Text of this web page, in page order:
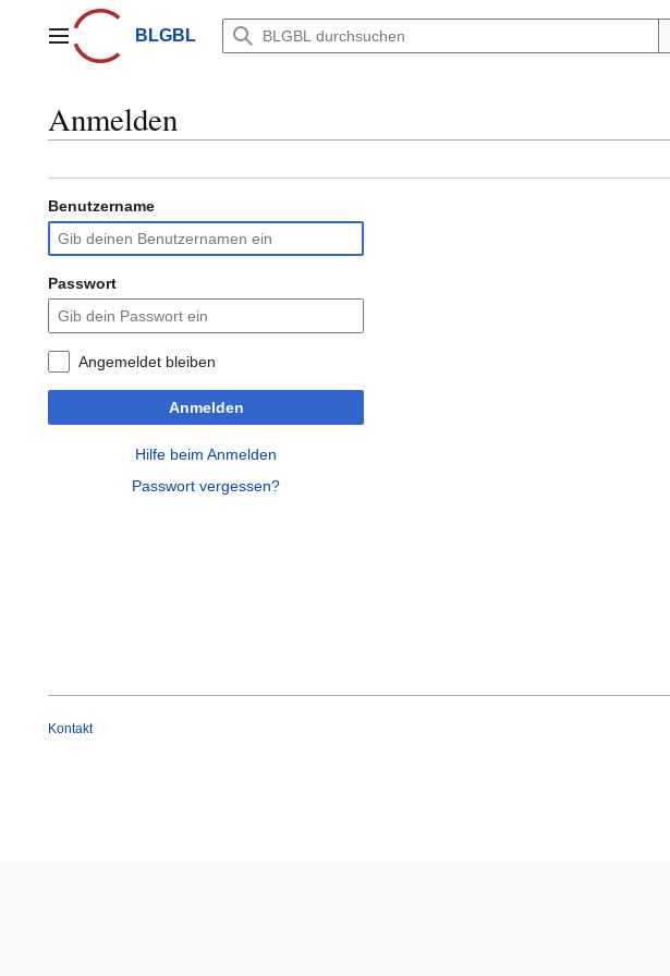
springenHauptmenüBLGBL
Anmelden
Benutzername
Passwort
Angemeldet bleiben
Anmelden
Hilfe beim Anmelden
Passwort vergessen?
Kontakt